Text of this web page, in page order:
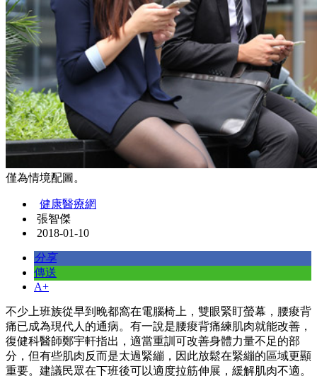
僅為情境配圖。
健康醫療網
張智傑
2018-01-10
分享
傳送
A+
不少上班族從早到晚都窩在電腦椅上，雙眼緊盯螢幕，腰痠背
痛已成為現代人的通病。有一說是腰痠背痛練肌肉就能改善，
復健科醫師鄭宇軒指出，適當重訓可改善身體力量不足的部
分，但有些肌肉反而是太過緊繃，因此放鬆在緊繃的區域更顯
重要。建議民眾在下班後可以適度拉筋伸展，緩解肌肉不適。